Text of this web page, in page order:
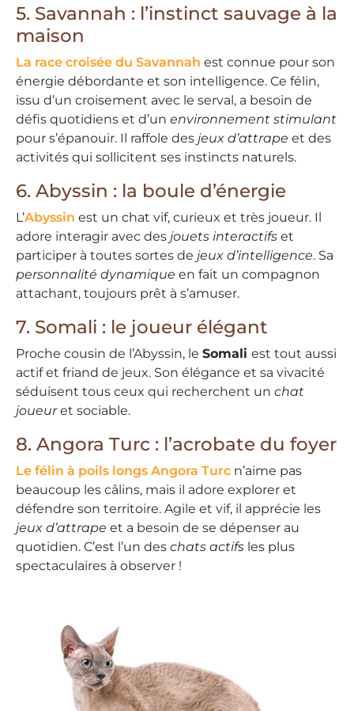
5. Savannah : l’instinct sauvage à la
maison
La race croisée du Savannah est connue pour son
énergie débordante et son intelligence. Ce félin,
issu d’un croisement avec le serval, a besoin de
défis quotidiens et d’un environnement stimulant
pour s’épanouir. Il raffole des jeux d’attrape et des
activités qui sollicitent ses instincts naturels.
6. Abyssin : la boule d’énergie
L’Abyssin est un chat vif, curieux et très joueur. Il
adore interagir avec des jouets interactifs et
participer à toutes sortes de jeux d’intelligence. Sa
personnalité dynamique en fait un compagnon
attachant, toujours prêt à s’amuser.
7. Somali : le joueur élégant
Proche cousin de l’Abyssin, le Somali est tout aussi
actif et friand de jeux. Son élégance et sa vivacité
séduisent tous ceux qui recherchent un chat
joueuret sociable.
8. Angora Turc : l’acrobate du foyer
Le félin à poils longs Angora Turc n’aime pas
beaucoup les câlins, mais il adore explorer et
défendre son territoire. Agile et vif, il apprécie les
jeux d’attrape et a besoin de se dépenser au
quotidien. C’est l’un des chats actifs les plus
spectaculaires à observer !